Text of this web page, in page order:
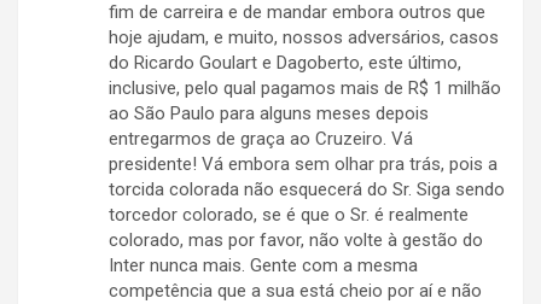
fim de carreira e de mandar embora outros que
hoje ajudam, e muito, nossos adversários, casos
do Ricardo Goulart e Dagoberto, este último,
inclusive, pelo qual pagamos mais de R$ 1 milhão
ao São Paulo para alguns meses depois
entregarmos de graça ao Cruzeiro. Vá
presidente! Vá embora sem olhar pra trás, pois a
torcida colorada não esquecerá do Sr. Siga sendo
torcedor colorado, se é que o Sr. é realmente
colorado, mas por favor, não volte à gestão do
Inter nunca mais. Gente com a mesma
competência que a sua está cheio por aí e não